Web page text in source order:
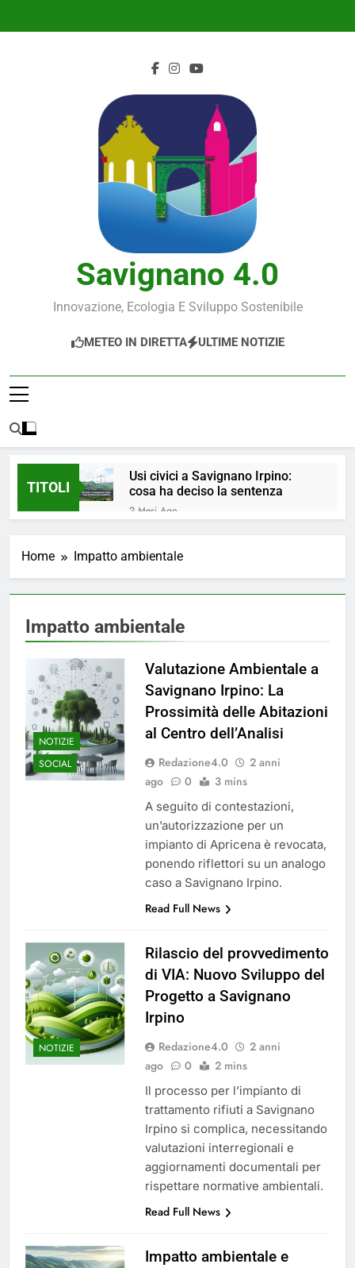
Savignano 4.0
Innovazione, Ecologia E Sviluppo Sostenibile
METEO IN DIRETTA ULTIME NOTIZIE
TITOLI
Usi civici a Savignano Irpino:
cosa ha deciso la sentenza
2 Mesi Ago
4 Mesi Ago
ORDINANZA N. 8/2026 –
PARZIALE REVOCA DEL DIVIETO
POTABILE
4 Mesi Ago
📢Aggiornamento Situazione
5 Mesi Ago
⚠️ Emergenza Acqua a
Savignano Irpino: Ordinanza n. 7
del 26 Marzo 2026
5 Mesi Ago
risparmi!
10 Mesi Ago
Savignano: misura anti-rapina
fino alle 8:30
11 Mesi Ago
💡 Savignano 4.0 si rinnova: scopri
la nuova grafica del blog dedicato
al futuro del nostro paese
1 Anno Ago
🌤️ Nuova Webcam Live per il
Test IT-alert l’11 ottobre:
messaggio sui cellulari anche a
Savignano
2 Anni Ago
Home Impatto ambientale
Impatto ambientale
NOTIZIE
SOCIAL
Valutazione Ambientale a
Savignano Irpino: La
Prossimità delle Abitazioni
al Centro dell’Analisi
Redazione4.0
2 anni
ago
0 3 mins
A seguito di contestazioni,
un’autorizzazione per un
impianto di Apricena è revocata,
ponendo riflettori su un analogo
caso a Savignano Irpino.
Read Full News
NOTIZIE
Rilascio del provvedimento
di VIA: Nuovo Sviluppo del
Progetto a Savignano
Irpino
Redazione4.0
2 anni
ago
0 2 mins
Il processo per l’impianto di
trattamento rifiuti a Savignano
Irpino si complica, necessitando
valutazioni interregionali e
aggiornamenti documentali per
rispettare normative ambientali.
Read Full News
Impatto ambientale e